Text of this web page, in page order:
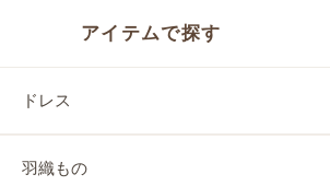
アイテムで
ドレス
羽織もの